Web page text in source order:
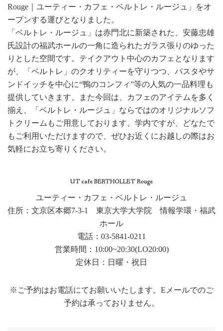
Rouge｜ユーティー・カフェ・ベルトレ・ルージュ」をオ
ープンする運びとなりました。
「ベルトレ・ルージュ」は赤門北に新築された、安藤忠雄
氏設計の福武ホールの一角に造られたガラス張りのゆった
りとした空間です。テイクアウト中心のカフェとなります
が、「ベルトレ」のクオリティーを守りつつ、パスタやサ
ンドイッチを中心に“鴨のコンフィ”等の人気の一品料理も
提供していきます。また今回は、カフェのアイテムを多く
揃え、「ベルトレ・ルージュ」ならではのオリジナルソフ
トクリームもご用意しております。学内ですが、どなたで
もご利用いただけますので、ぜひお近くにお越しの際はお
気軽にお立ち寄りください。
UT cafe BERTHOLLET Rouge
ユーティー・カフェ・ベルトレ・ルージュ
住所：文京区本郷7-3-1 東京大学大学院 情報学環・福武
ホール
電話：03-5841-0211
営業時間：10:00~20:30(LO20:00)
定休日：日曜・祝日
※ご予約はお電話にてお願いいたします。Eメールでのご
予約は承っておりません。